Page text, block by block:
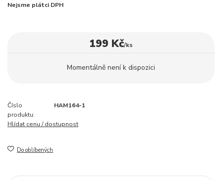
Nejsme plátci DPH
199 Kč/ks
Momentálně není k dispozici
Číslo
produktu:
HAM164-1
Hlídat cenu / dostupnost
Do oblíbených